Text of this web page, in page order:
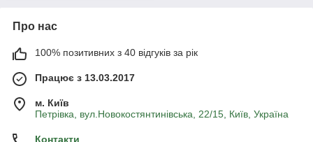
Про нас
100% позитивних з 40 відгуків за рік
Працює з 13.03.2017
м. Київ
Петрівка, вул.Новокостянтинівська, 22/15, Київ, Україна
Контакти